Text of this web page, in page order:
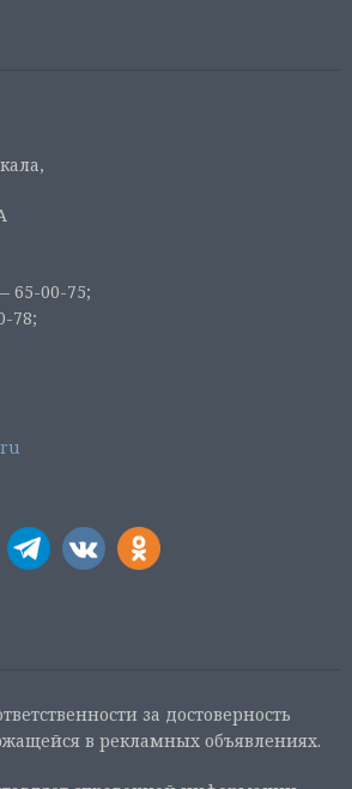
65-00-75;
78;
за достоверность
в рекламных объявлениях.